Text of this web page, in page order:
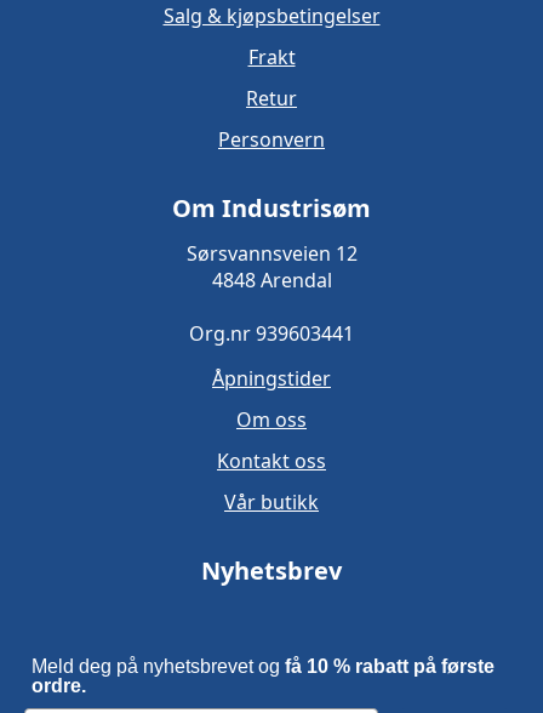
Salg & kjøpsbetingelser
Frakt
Retur
Personvern
Om Industrisøm
Sørsvannsveien 12
4848 Arendal
Org.nr 939603441
Åpningstider
Om oss
Kontakt oss
Vår butikk
Nyhetsbrev
Meld deg på nyhetsbrevet og få 10 % rabatt på første
ordre.